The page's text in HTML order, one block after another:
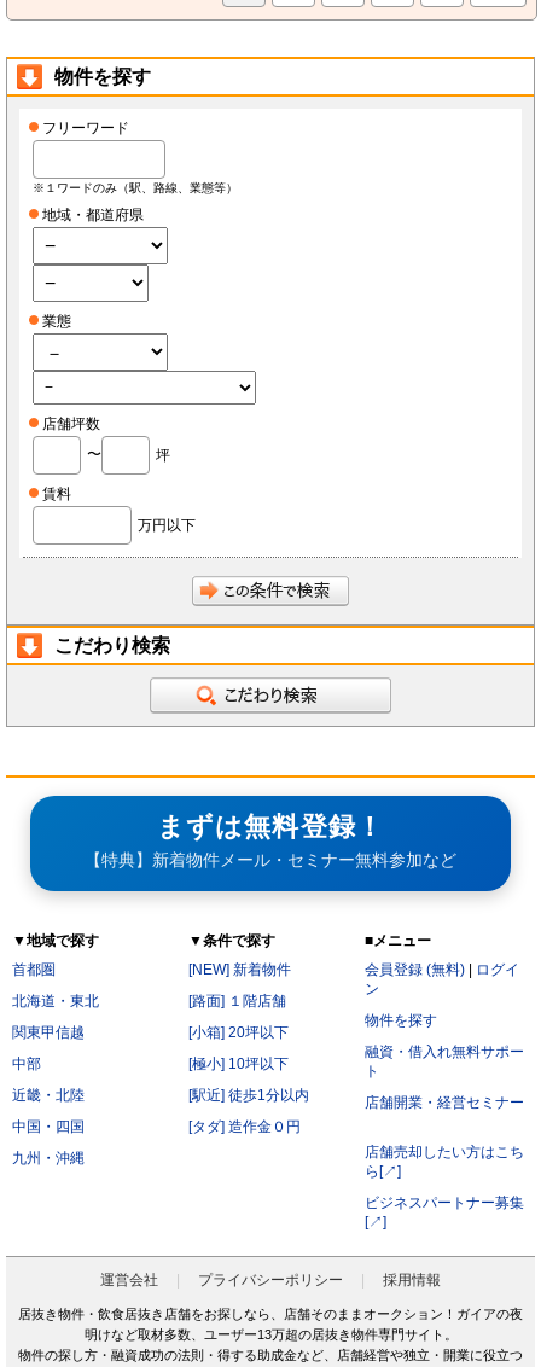
物件を探す
フリーワード
※１ワードのみ（駅、路線、業態等）
地域・都道府県
業態
店舗坪数
〜
坪
賃料
万円以下
こだわり検索
まずは無料登録！
【特典】新着物件メール・セミナー無料参加など
▼地域で探す
首都圏
北海道・東北
関東甲信越
中部
近畿・北陸
中国・四国
九州・沖縄
▼条件で探す
[NEW] 新着物件
[路面] １階店舗
[小箱] 20坪以下
[極小] 10坪以下
[駅近] 徒歩1分以内
[タダ] 造作金０円
■メニュー
会員登録 (無料)
ログイ
ン
物件を探す
融資・借入れ無料サポー
ト
店舗開業・経営セミナー
店舗売却したい方はこち
ら[↗]
ビジネスパートナー募集
[↗]
運営会社 プライバシーポリシー 採用情報
居抜き物件・飲食居抜き店舗をお探しなら、店舗そのままオークション！ガイアの夜
明けなど取材多数、ユーザー13万超の居抜き物件専門サイト。
物件の探し方・融資成功の法則・得する助成金など、店舗経営や独立・開業に役立つ